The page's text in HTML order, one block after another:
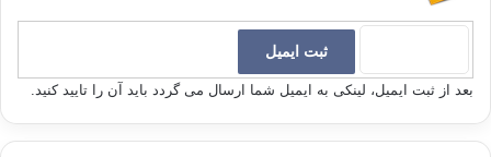
بعد از ثبت ایمیل، لینکی به ایمیل شما ارسال می گردد باید آن را تایید کنید.